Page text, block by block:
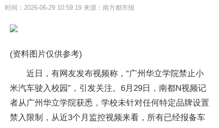
时间：2026-06-29 10:59:19 来源：南方都市报
(资料图片仅供参考)
近日，有网友发布视频称，“广州华立学院禁止小
米汽车驶入校园”，引发关注。6月29日，南都N视频记
者从广州华立学院获悉，学校未针对任何特定品牌设置
禁入限制，从近3个月监控视频来看，所有已经报备车